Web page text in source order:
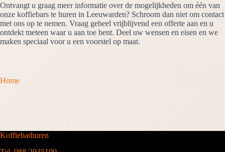
Ontvangt u graag meer informatie over de mogelijkheden om één van
onze koffiebars te huren in Leeuwarden? Schroom dan niet om contact
met ons op te nemen. Vraag geheel vrijblijvend een offerte aan en u
ontdekt meteen waar u aan toe bent. Deel uw wensen en eisen en we
maken speciaal voor u een voorstel op maat.
Home
Koffiebarhuren